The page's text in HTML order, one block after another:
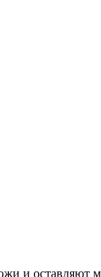
и оставляют